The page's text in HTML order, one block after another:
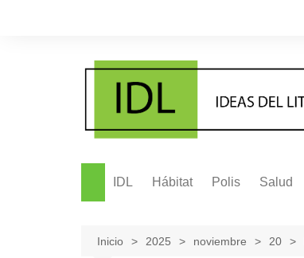
IDL Hábitat Polis Salud
Inicio 2025 noviembre 20